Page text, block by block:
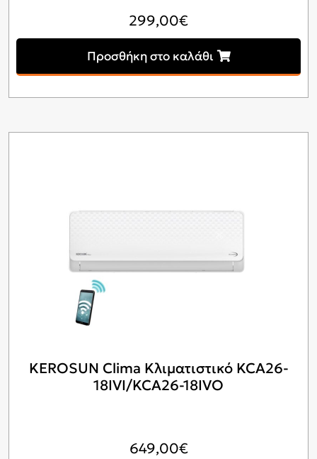
299,00€
Προσθήκη στο καλάθι
KEROSUN Clima Κλιματιστικό KCA26-
18IVI/KCA26-18IVO
649,00€